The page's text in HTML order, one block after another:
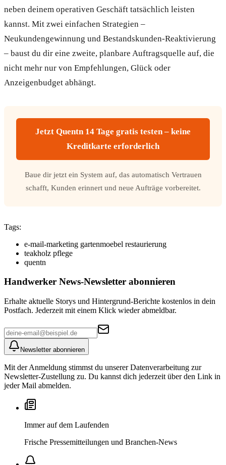
neben deinem operativen Geschäft tatsächlich leisten
kannst. Mit zwei einfachen Strategien –
Neukundengewinnung und Bestandskunden-Reaktivierung
– baust du dir eine zweite, planbare Auftragsquelle auf, die
nicht mehr nur von Empfehlungen, Glück oder
Anzeigenbudget abhängt.
Jetzt Quentn 14 Tage gratis testen – keine
Kreditkarte erforderlich
Baue dir jetzt ein System auf, das automatisch Vertrauen
schafft, Kunden erinnert und neue Aufträge vorbereitet.
Tags:
e-mail-marketing gartenmoebel restaurierung
teakholz pflege
quentn
Handwerker News-Newsletter abonnieren
Erhalte aktuelle Storys und Hintergrund-Berichte kostenlos in dein
Postfach. Jederzeit mit einem Klick wieder abmeldbar.
Newsletter abonnieren
Mit der Anmeldung stimmst du unserer Datenverarbeitung zur
Newsletter-Zustellung zu. Du kannst dich jederzeit über den Link in
jeder Mail abmelden.
Immer auf dem Laufenden
Frische Pressemitteilungen und Branchen-News